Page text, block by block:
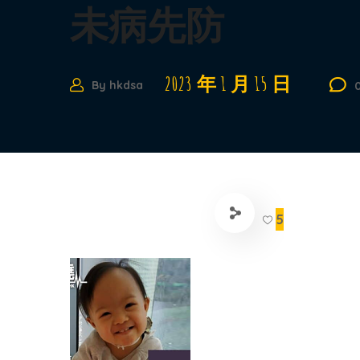
未病先防
By hkdsa 2023 年 1 月 15 日
5